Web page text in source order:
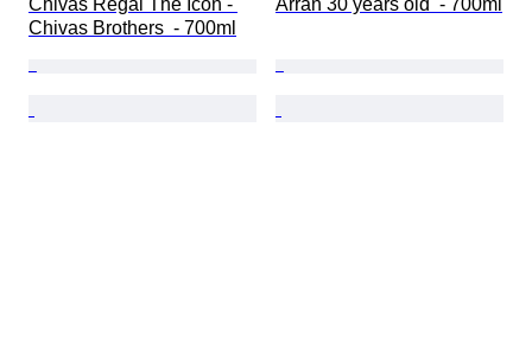
Chivas Brothers  - 700ml